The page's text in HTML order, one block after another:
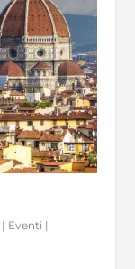
| Eventi |